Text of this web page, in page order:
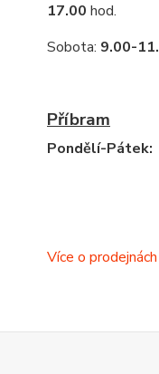
17.00 hod.
Sobota: 9.00-
Příbram
Pondělí-Pátek:
Více o prodejnách